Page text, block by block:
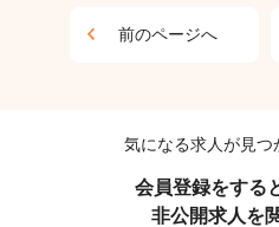
前のページへ
気になる求人が見つ
会員登録をする
非公開求人を